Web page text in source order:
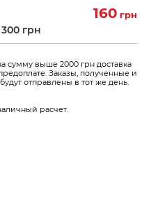
160 грн
грн
сумму выше 2000 грн доставка
Заказы, полученные и
отправлены в тот же день.
расчет.